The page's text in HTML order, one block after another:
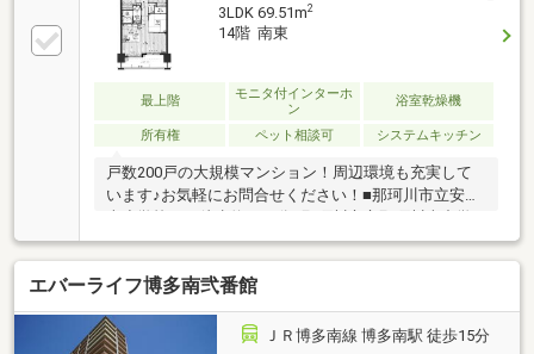
3LDK 69.51m2
14階 南東
最上階
モニタ付インターホ
ン
浴室乾燥機
所有権 ペット相談可 システムキッチン
戸数200戸の大規模マンション！周辺環境も充実して
います♪お気軽にお問合せください！■那珂川市立安徳
校まで徒歩約２０分■マックスバリュ那珂川店まで徒
歩約５分■セブンイレブン那珂川松木６丁目店まで徒
歩約４分■ドラッグストアモリ那珂川店まで徒歩約２
分内覧予約やお問合せお待ちしております！
エバーライフ博多南弐番館
ＪＲ博多南線 博多南駅 徒歩15分